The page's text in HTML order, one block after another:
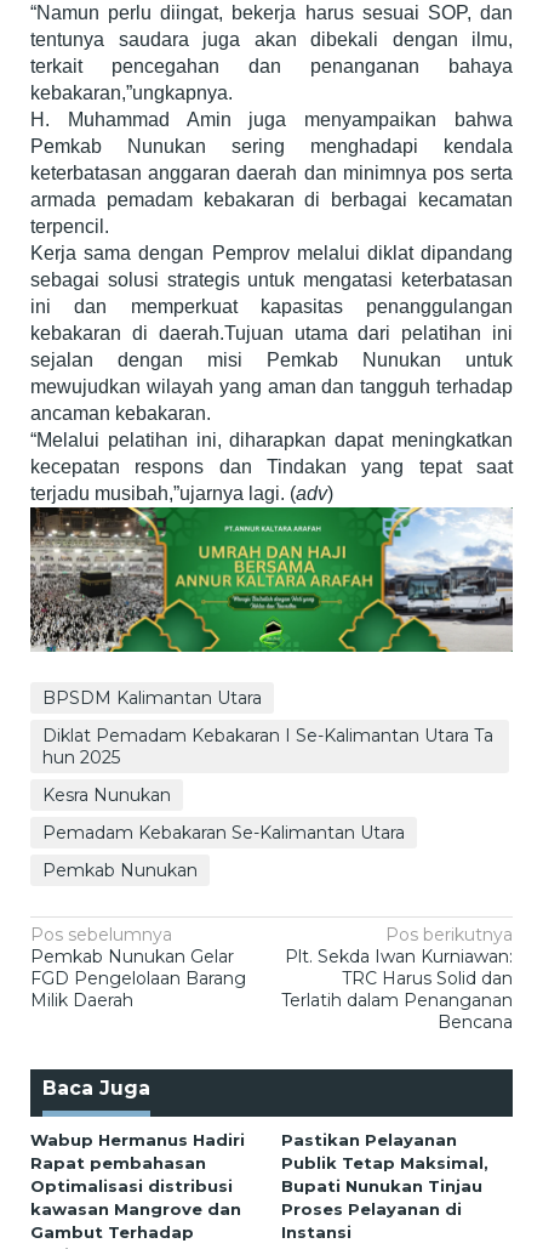
“Namun perlu diingat, bekerja harus sesuai SOP, dan
tentunya saudara juga akan dibekali dengan ilmu,
terkait pencegahan dan penanganan bahaya
kebakaran,”ungkapnya.
H. Muhammad Amin juga menyampaikan bahwa
Pemkab Nunukan sering menghadapi kendala
keterbatasan anggaran daerah dan minimnya pos serta
armada pemadam kebakaran di berbagai kecamatan
terpencil.
Kerja sama dengan Pemprov melalui diklat dipandang
sebagai solusi strategis untuk mengatasi keterbatasan
ini dan memperkuat kapasitas penanggulangan
kebakaran di daerah.Tujuan utama dari pelatihan ini
sejalan dengan misi Pemkab Nunukan untuk
mewujudkan wilayah yang aman dan tangguh terhadap
ancaman kebakaran.
“Melalui pelatihan ini, diharapkan dapat meningkatkan
kecepatan respons dan Tindakan yang tepat saat
terjadu musibah,”ujarnya lagi. (adv)
BPSDM Kalimantan Utara
Diklat Pemadam Kebakaran I Se-Kalimantan Utara Ta
hun 2025
Kesra Nunukan
Pemadam Kebakaran Se-Kalimantan Utara
Pemkab Nunukan
Navigasi
pos
Pos sebelumnya
Pemkab Nunukan Gelar
FGD Pengelolaan Barang
Milik Daerah
Pos berikutnya
Plt. Sekda Iwan Kurniawan:
TRC Harus Solid dan
Terlatih dalam Penanganan
Bencana
Baca Juga
Wabup Hermanus Hadiri
Rapat pembahasan
Optimalisasi distribusi
kawasan Mangrove dan
Gambut Terhadap
Pastikan Pelayanan
Publik Tetap Maksimal,
Bupati Nunukan Tinjau
Proses Pelayanan di
Instansi